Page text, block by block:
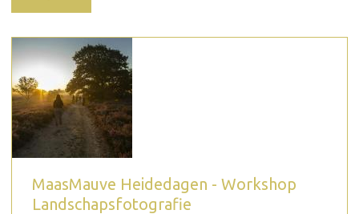
MaasMauve Heidedagen - Workshop
Landschapsfotografie